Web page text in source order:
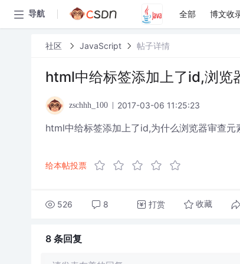
导航 全部 博文收
社区 JavaScript 帖子详情
html中给标签添加上了id,浏览
zschhh_100 2017-03-06 11:25:23
html中给标签添加上了id,为什么浏览器审查
给本帖投票
526 8 打赏 收藏
8 条回复